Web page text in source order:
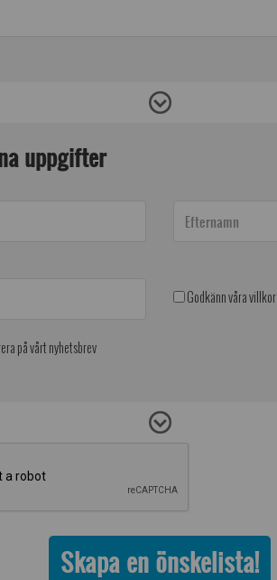
uppgifter
Godkänn våra villkor
på vårt nyhetsbrev
Skapa en önskelista!